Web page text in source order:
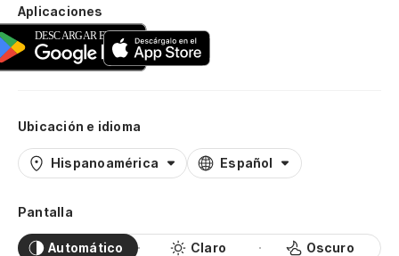
Aplicaciones
Ubicación e idioma
Hispanoamérica Español
Pantalla
Automático Claro Oscuro